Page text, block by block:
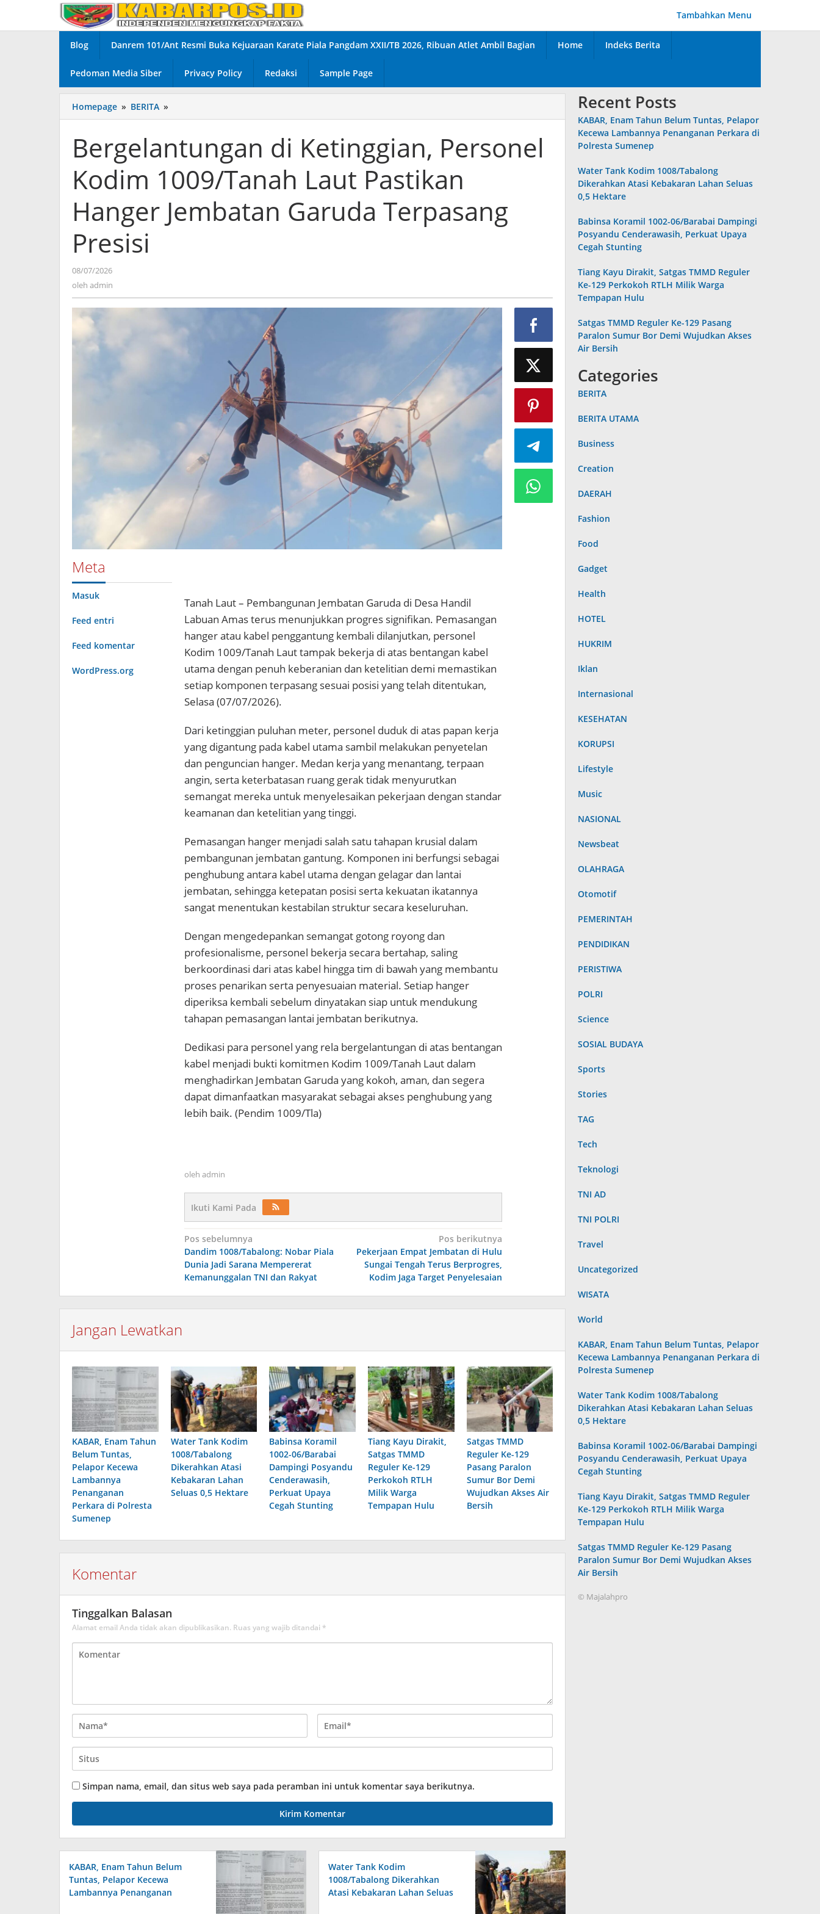
konten
Tambahkan Menu
Blog Danrem 101/Ant Resmi Buka Kejuaraan Karate Piala Pangdam XXII/TB 2026, Ribuan Atlet Ambil Bagian Home Indeks Berita
Pedoman Media Siber Privacy Policy Redaksi Sample Page
Homepage » BERITA »
di
Personel
Kodim
1009/Tanah
Laut
Hanger
Jembatan
Bergelantungan di Ketinggian, Personel
Kodim 1009/Tanah Laut Pastikan
Hanger Jembatan Garuda Terpasang
Presisi
08/07/2026
oleh admin
Meta
Masuk
Feed entri
Feed komentar
WordPress.org
Tanah Laut – Pembangunan Jembatan Garuda di Desa Handil
Labuan Amas terus menunjukkan progres signifikan. Pemasangan
hanger atau kabel penggantung kembali dilanjutkan, personel
Kodim 1009/Tanah Laut tampak bekerja di atas bentangan kabel
utama dengan penuh keberanian dan ketelitian demi memastikan
setiap komponen terpasang sesuai posisi yang telah ditentukan,
Selasa (07/07/2026).
Dari ketinggian puluhan meter, personel duduk di atas papan kerja
yang digantung pada kabel utama sambil melakukan penyetelan
dan penguncian hanger. Medan kerja yang menantang, terpaan
angin, serta keterbatasan ruang gerak tidak menyurutkan
semangat mereka untuk menyelesaikan pekerjaan dengan standar
keamanan dan ketelitian yang tinggi.
Pemasangan hanger menjadi salah satu tahapan krusial dalam
pembangunan jembatan gantung. Komponen ini berfungsi sebagai
penghubung antara kabel utama dengan gelagar dan lantai
jembatan, sehingga ketepatan posisi serta kekuatan ikatannya
sangat menentukan kestabilan struktur secara keseluruhan.
Dengan mengedepankan semangat gotong royong dan
profesionalisme, personel bekerja secara bertahap, saling
berkoordinasi dari atas kabel hingga tim di bawah yang membantu
proses penarikan serta penyesuaian material. Setiap hanger
diperiksa kembali sebelum dinyatakan siap untuk mendukung
tahapan pemasangan lantai jembatan berikutnya.
Dedikasi para personel yang rela bergelantungan di atas bentangan
kabel menjadi bukti komitmen Kodim 1009/Tanah Laut dalam
menghadirkan Jembatan Garuda yang kokoh, aman, dan segera
dapat dimanfaatkan masyarakat sebagai akses penghubung yang
lebih baik. (Pendim 1009/Tla)
oleh admin
Ikuti Kami Pada
Navigasi
pos
Pos sebelumnya
Dandim 1008/Tabalong: Nobar Piala
Dunia Jadi Sarana Mempererat
Kemanunggalan TNI dan Rakyat
Pos berikutnya
Pekerjaan Empat Jembatan di Hulu
Sungai Tengah Terus Berprogres,
Kodim Jaga Target Penyelesaian
Jangan Lewatkan
KABAR, Enam Tahun
Belum Tuntas,
Pelapor Kecewa
Lambannya
Penanganan
Perkara di Polresta
Sumenep
Water Tank Kodim
1008/Tabalong
Dikerahkan Atasi
Kebakaran Lahan
Seluas 0,5 Hektare
Babinsa Koramil
1002-06/Barabai
Dampingi Posyandu
Cenderawasih,
Perkuat Upaya
Cegah Stunting
Tiang Kayu Dirakit,
Satgas TMMD
Reguler Ke-129
Perkokoh RTLH
Milik Warga
Tempapan Hulu
Satgas TMMD
Reguler Ke-129
Pasang Paralon
Sumur Bor Demi
Wujudkan Akses Air
Bersih
Komentar
Tinggalkan Balasan
Alamat email Anda tidak akan dipublikasikan. Ruas yang wajib ditandai *
Simpan nama, email, dan situs web saya pada peramban ini untuk komentar saya berikutnya.
KABAR, Enam Tahun Belum
Tuntas, Pelapor Kecewa
Lambannya Penanganan
Water Tank Kodim
1008/Tabalong Dikerahkan
Atasi Kebakaran Lahan Seluas
Recent Posts
KABAR, Enam Tahun Belum Tuntas, Pelapor
Kecewa Lambannya Penanganan Perkara di
Polresta Sumenep
Water Tank Kodim 1008/Tabalong
Dikerahkan Atasi Kebakaran Lahan Seluas
0,5 Hektare
Babinsa Koramil 1002-06/Barabai Dampingi
Posyandu Cenderawasih, Perkuat Upaya
Cegah Stunting
Tiang Kayu Dirakit, Satgas TMMD Reguler
Ke-129 Perkokoh RTLH Milik Warga
Tempapan Hulu
Satgas TMMD Reguler Ke-129 Pasang
Paralon Sumur Bor Demi Wujudkan Akses
Air Bersih
Categories
BERITA
BERITA UTAMA
Business
Creation
DAERAH
Fashion
Food
Gadget
Health
HOTEL
HUKRIM
Iklan
Internasional
KESEHATAN
KORUPSI
Lifestyle
Music
NASIONAL
Newsbeat
OLAHRAGA
Otomotif
PEMERINTAH
PENDIDIKAN
PERISTIWA
POLRI
Science
SOSIAL BUDAYA
Sports
Stories
TAG
Tech
Teknologi
TNI AD
TNI POLRI
Travel
Uncategorized
WISATA
World
KABAR, Enam Tahun Belum Tuntas, Pelapor
Kecewa Lambannya Penanganan Perkara di
Polresta Sumenep
Water Tank Kodim 1008/Tabalong
Dikerahkan Atasi Kebakaran Lahan Seluas
0,5 Hektare
Babinsa Koramil 1002-06/Barabai Dampingi
Posyandu Cenderawasih, Perkuat Upaya
Cegah Stunting
Tiang Kayu Dirakit, Satgas TMMD Reguler
Ke-129 Perkokoh RTLH Milik Warga
Tempapan Hulu
Satgas TMMD Reguler Ke-129 Pasang
Paralon Sumur Bor Demi Wujudkan Akses
Air Bersih
© Majalahpro